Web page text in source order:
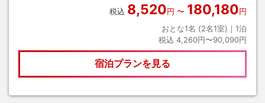
税込 8,520円 〜 180,180円
おとな1名 (2名1室)｜ 1泊
税込 4,260円〜90,090円
宿泊プランを見る